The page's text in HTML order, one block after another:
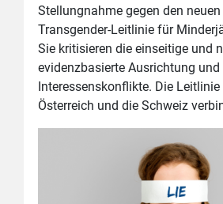
Stellungnahme gegen den
Transgender-Leitlinie für
Sie kritisieren die einseitige und
evidenzbasierte Ausrichtung und
Interessenskonflikte. Die
Österreich und die Schweiz